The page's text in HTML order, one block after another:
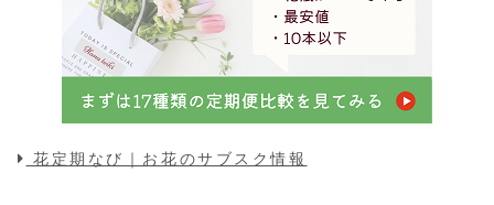
花定期なび｜お花のサブスク情報